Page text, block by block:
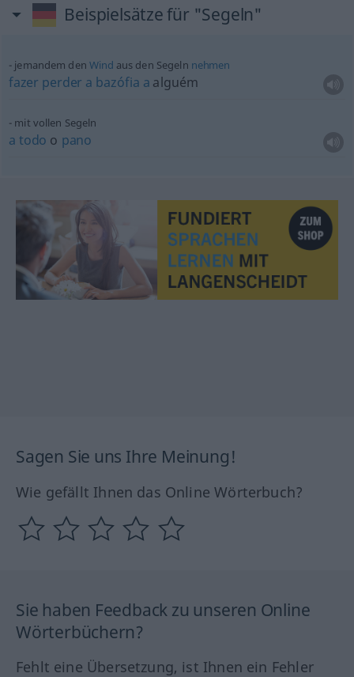
Beispielsätze für "Segeln"
jemandem denWind aus den Segeln nehmen
fazer perder a bazófia a alguém
mit vollen Segeln
a todo o pano
Sagen Sie uns Ihre Meinung!
Wie gefällt Ihnen das Online Wörterbuch?
Sie haben Feedback zu unseren Online
Wörterbüchern?
Fehlt eine Übersetzung, ist Ihnen ein Fehler